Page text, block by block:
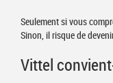
Seulement si vous
Sinon, il risque de
Vittel